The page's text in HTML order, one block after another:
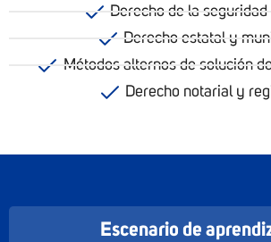
Derecho de la seguridad
Derecho estatal y
Métodos alternos de solución
Derecho notarial y
Escenario de